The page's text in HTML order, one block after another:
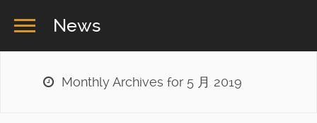
News
Monthly Archives for 5 月 2019